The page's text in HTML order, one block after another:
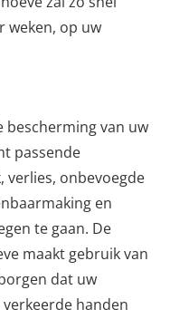
weken, op uw
bescherming van uw
passende
verlies, onbevoegde
en
te gaan. De
maakt gebruik van
dat uw
handen